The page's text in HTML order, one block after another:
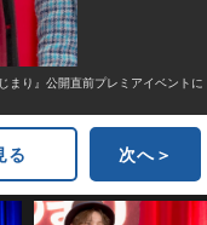
まり』公開直前プレミアイベントに
る 次へ＞